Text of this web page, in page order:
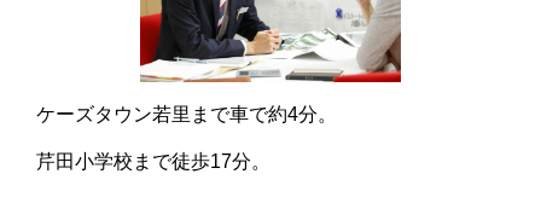
ケーズタウン若里まで車で約4分。
芹田小学校まで徒歩17分。